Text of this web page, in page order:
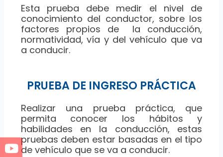
Esta prueba debe medir el nivel de
conocimiento del conductor, sobre los
factores propios de la conducción,
normatividad, vía y del vehículo que va
a conducir.
PRUEBA DE INGRESO PRÁCTICA
Realizar una prueba práctica, que
permita conocer los hábitos y
habilidades en la conducción, estas
pruebas deben estar basadas en el tipo
de vehículo que se va a conducir.